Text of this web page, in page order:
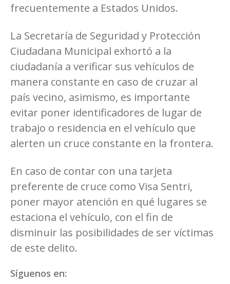
frecuentemente a Estados Unidos.
La Secretaría de Seguridad y Protección
Ciudadana Municipal exhortó a la
ciudadanía a verificar sus vehículos de
manera constante en caso de cruzar al
país vecino, asimismo, es importante
evitar poner identificadores de lugar de
trabajo o residencia en el vehículo que
alerten un cruce constante en la frontera.
En caso de contar con una tarjeta
preferente de cruce como Visa Sentri,
poner mayor atención en qué lugares se
estaciona el vehículo, con el fin de
disminuir las posibilidades de ser víctimas
de este delito.
Síguenos en: